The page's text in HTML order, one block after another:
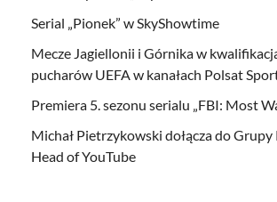
Serial „Pionek” w SkyShowtime
Mecze Jagiellonii i Górnika w
pucharów UEFA w kanałach Polsat
Premiera 5. sezonu serialu „FBI: Most
Michał Pietrzykowski dołącza do Grupy
Head of YouTube